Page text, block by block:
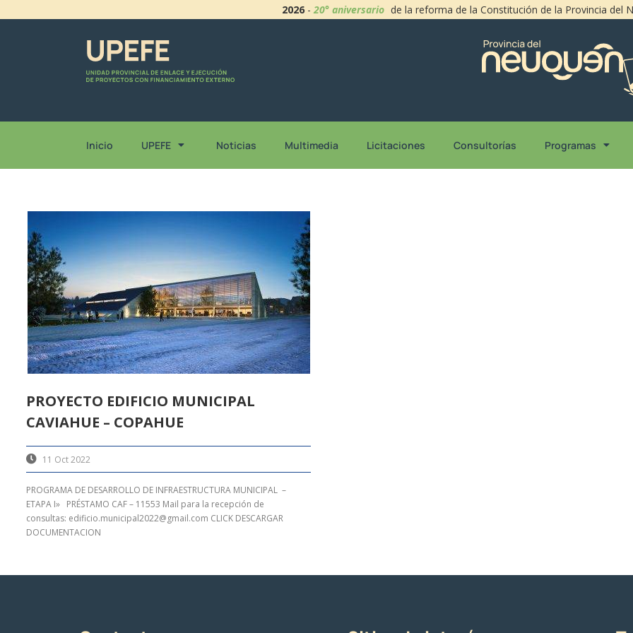
2026 -20° aniversario de la reforma de la Constitución de la Provincia del
Inicio UPEFE Noticias Multimedia Licitaciones Consultorías Programas
PROYECTO EDIFICIO MUNICIPAL
CAVIAHUE – COPAHUE
11 Oct 2022
PROGRAMA DE DESARROLLO DE INFRAESTRUCTURA MUNICIPAL –
ETAPA I» PRÉSTAMO CAF – 11553 Mail para la recepción de
consultas: edificio.municipal2022@gmail.com CLICK DESCARGAR
DOCUMENTACION